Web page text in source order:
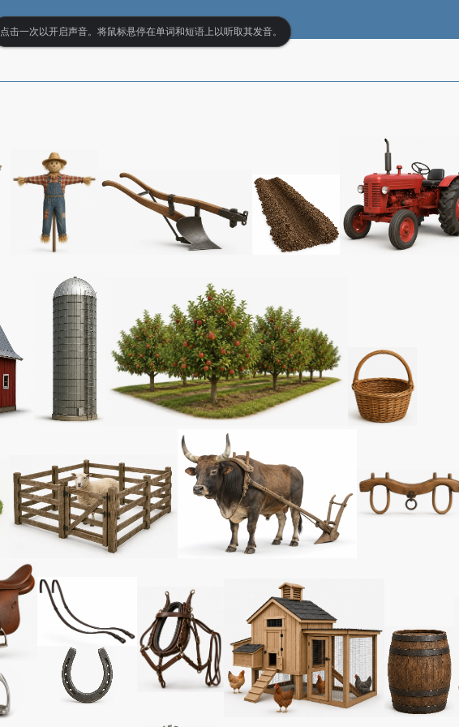
点击一次以开启声音。将鼠标悬停在单词和短语上以听取其发音。